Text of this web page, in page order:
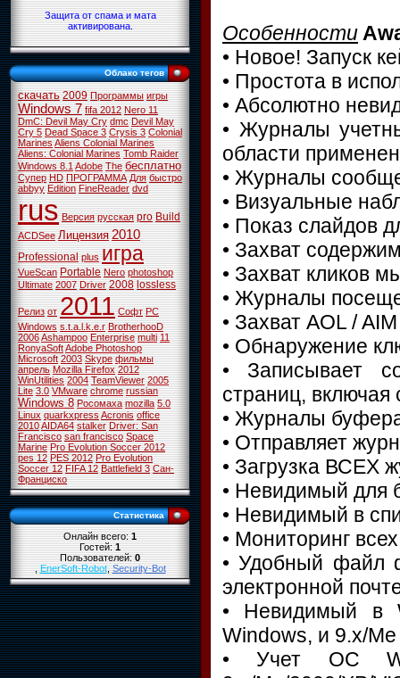
Защита от спама и мата
активирована.
Облако тегов
скачать 2009 Программы игры
Windows 7 fifa 2012 Nero 11
DmC: Devil May Cry dmc Devil May
Cry 5 Dead Space 3 Crysis 3 Colonial
MarinesAliens Colonial Marines
Aliens: Colonial Marines Tomb Raider
Windows 8.1Adobe The бесплатно
Супер HD ПРОГРАММА Для быстро
abbyy Edition FineReader dvd
rus Версия русская pro Build
ACDSee Лицензия 2010
Professional plus игра
VueScan Portable Nero photoshop
Ultimate 2007 Driver 2008 lossless
Релиз от 2011 Софт PC
Windows s.t.a.l.k.e.r BrotherhooD
2006Ashampoo Enterprise multi 11
RonyaSoftAdobe Photoshop
Microsoft 2003 Skype фильмы
апрель Mozilla Firefox 2012
WinUtilities 2004 TeamViewer 2005
Lite 3.0 VMware chrome russian
Windows 8 Росомаха mozilla 5.0
Linux quarkxpressAcronis office
2010AIDA64 stalker Driver: San
Francisco san francisco Space
Marine Pro Evolution Soccer 2012
pes 12 PES 2012 Pro Evolution
Soccer 12 FIFA 12 Battlefield 3 Сан-
Франциско
Статистика
Онлайн всего:1
Гостей:1
Пользователей:0
,EnerSoft-Robot,Security-Bot
Особенности
• Новое! Запуск
• Простота в
• Абсолютно
• Журналы
области
• Журналы
• Визуальные
• Показ слайдов
• Захват
• Захват кликов
• Журналы
• Захват AOL /
• Обнаружение
• Записывает
страниц,
• Журналы
• Отправляет
• Загрузка ВСЕХ
• Невидимый для
• Невидимый в
• Мониторинг
• Удобный файл
электронной
• Невидимый в
Windows, и 9.x/
• Учет ОС